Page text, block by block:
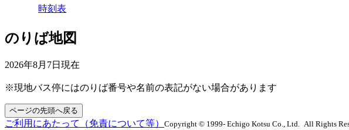
時刻表
のりば地図
2026年8月7日 現在
※現地バス停にはのりば番号や名前の表記がない場合があります
ページの先頭へ戻る
ご利用にあたって（免責について等） Copyright © 1999- Echigo Kotsu Co., Ltd. All Rights